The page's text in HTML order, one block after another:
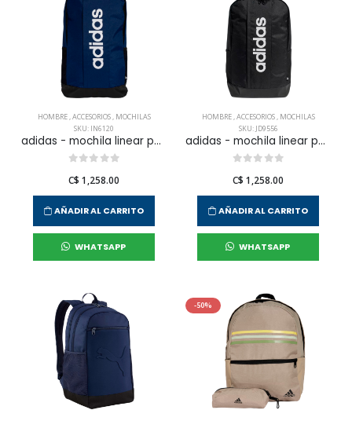
HOMBRE,ACCESORIOS, MOCHILAS
SKU: IN6120
adidas - mochila linear para hombre
C$ 1,258.00
AÑADIR AL CARRITO
WHATSAPP
HOMBRE,ACCESORIOS, MOCHILAS
SKU: JD9556
adidas - mochila linear para hombre
C$ 1,258.00
AÑADIR AL CARRITO
WHATSAPP
-50%